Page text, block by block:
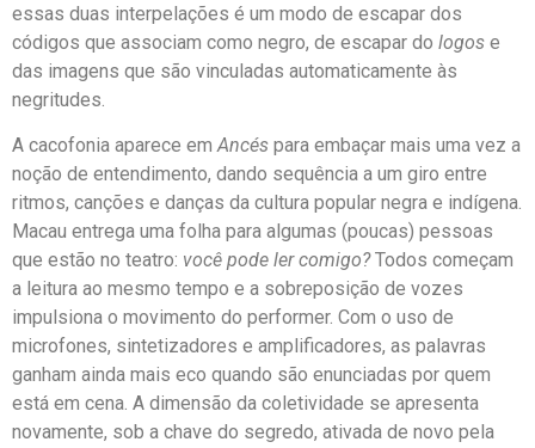
essas duas interpelações é um modo de escapar dos
códigos que associam como negro, de escapar do logos e
das imagens que são vinculadas automaticamente às
negritudes.
A cacofonia aparece emAncés para embaçar mais uma vez a
noção de entendimento, dando sequência a um giro entre
ritmos, canções e danças da cultura popular negra e indígena.
Macau entrega uma folha para algumas (poucas) pessoas
que estão no teatro: você pode ler comigo?Todos começam
a leitura ao mesmo tempo e a sobreposição de vozes
impulsiona o movimento do performer. Com o uso de
microfones, sintetizadores e amplificadores, as palavras
ganham ainda mais eco quando são enunciadas por quem
está em cena. A dimensão da coletividade se apresenta
novamente, sob a chave do segredo, ativada de novo pela